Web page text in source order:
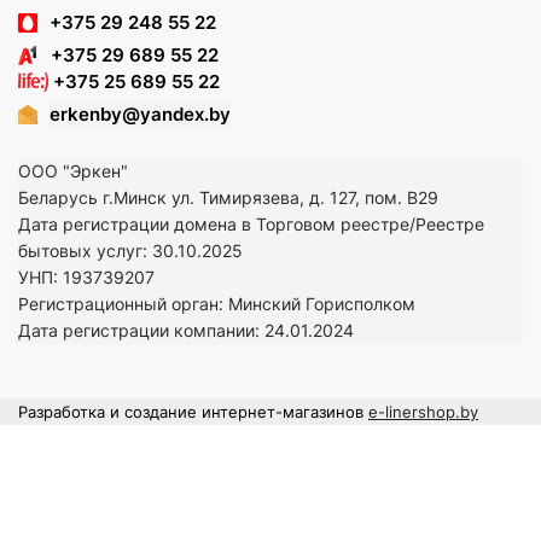
+375 29 248 55 22
+375 29 689 55 22
+375 25 689 55 22
erkenby@yandex.by
ООО "Эркен"
Беларусь г.Минск ул. Тимирязева, д. 127, пом. В29
Дата регистрации домена в Торговом реестре/Реестре
бытовых услуг: 30.10.2025
УНП: 193739207
Регистрационный орган: Минский Горисполком
Дата регистрации компании: 24.01.2024
Разработка и создание интернет-магазинов e-linershop.by